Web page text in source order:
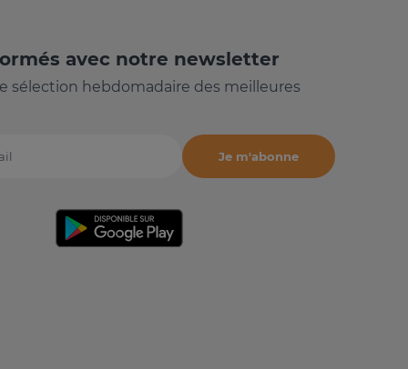
avec notre newsletter
sélection hebdomadaire des meilleures
Je m'abonne